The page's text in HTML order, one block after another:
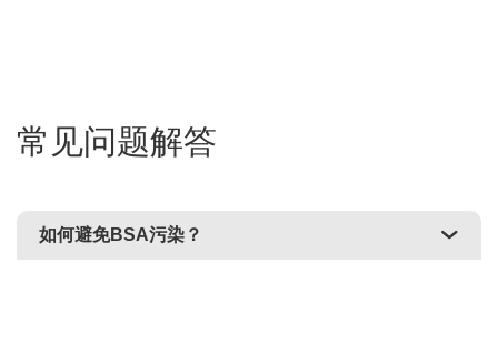
常见问题解答
如何避免BSA污染？